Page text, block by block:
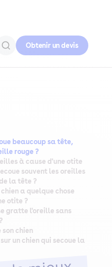
Obtenir un devis
beaucoup sa tête,
rouge ?
à cause d'une otite
souvent les oreilles
la tête ?
a quelque chose
otite ?
gratte l'oreille sans
chien
un chien qui secoue la